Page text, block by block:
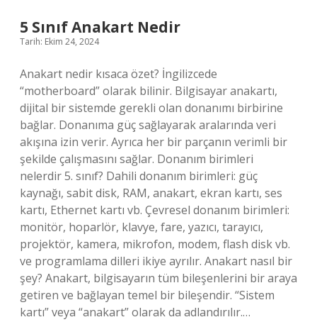
5 Sınıf Anakart Nedir
Tarih: Ekim 24, 2024
Anakart nedir kısaca özet? İngilizcede
“motherboard” olarak bilinir. Bilgisayar anakartı,
dijital bir sistemde gerekli olan donanımı birbirine
bağlar. Donanıma güç sağlayarak aralarında veri
akışına izin verir. Ayrıca her bir parçanın verimli bir
şekilde çalışmasını sağlar. Donanım birimleri
nelerdir 5. sınıf? Dahili donanım birimleri: güç
kaynağı, sabit disk, RAM, anakart, ekran kartı, ses
kartı, Ethernet kartı vb. Çevresel donanım birimleri:
monitör, hoparlör, klavye, fare, yazıcı, tarayıcı,
projektör, kamera, mikrofon, modem, flash disk vb.
ve programlama dilleri ikiye ayrılır. Anakart nasıl bir
şey? Anakart, bilgisayarın tüm bileşenlerini bir araya
getiren ve bağlayan temel bir bileşendir. “Sistem
kartı” veya “anakart” olarak da adlandırılır.…